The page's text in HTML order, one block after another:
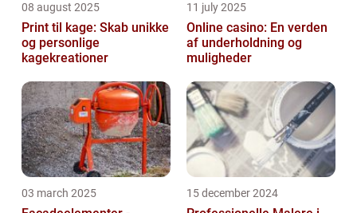
08 august 2025
Print til kage: Skab unikke
og personlige
kagekreationer
11 july 2025
Online casino: En verden
af underholdning og
muligheder
03 march 2025 15 december 2024